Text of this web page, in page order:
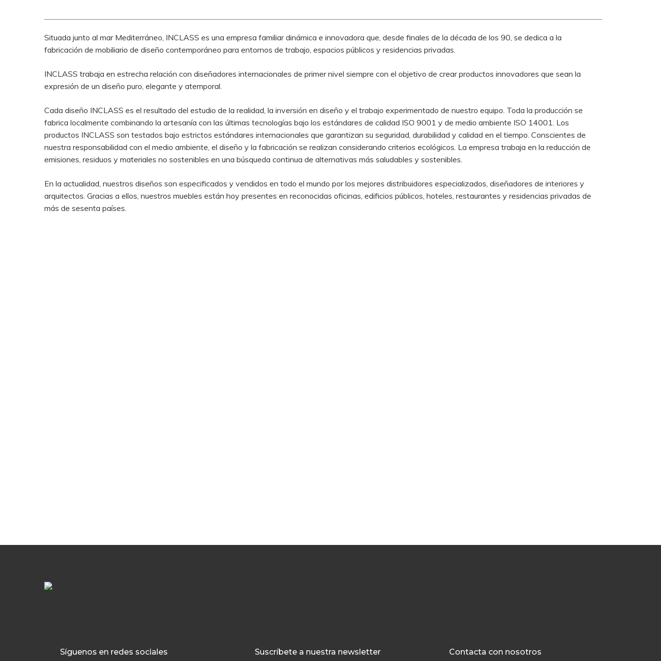
Situada junto al mar Mediterráneo, INCLASS es una empresa familiar dinámica e innovadora que, desde finales de la década de los 90, se dedica a la
fabricación de mobiliario de diseño contemporáneo para entornos de trabajo, espacios públicos y residencias privadas.
INCLASS trabaja en estrecha relación con diseñadores internacionales de primer nivel siempre con el objetivo de crear productos innovadores que sean la
expresión de un diseño puro, elegante y atemporal.
Cada diseño INCLASS es el resultado del estudio de la realidad, la inversión en diseño y el trabajo experimentado de nuestro equipo. Toda la producción se
fabrica localmente combinando la artesanía con las últimas tecnologías bajo los estándares de calidad ISO 9001 y de medio ambiente ISO 14001. Los
productos INCLASS son testados bajo estrictos estándares internacionales que garantizan su seguridad, durabilidad y calidad en el tiempo. Conscientes de
nuestra responsabilidad con el medio ambiente, el diseño y la fabricación se realizan considerando criterios ecológicos. La empresa trabaja en la reducción de
emisiones, residuos y materiales no sostenibles en una búsqueda continua de alternativas más saludables y sostenibles.
En la actualidad, nuestros diseños son especificados y vendidos en todo el mundo por los mejores distribuidores especializados, diseñadores de interiores y
arquitectos. Gracias a ellos, nuestros muebles están hoy presentes en reconocidas oficinas, edificios públicos, hoteles, restaurantes y residencias privadas de
más de sesenta países.
Síguenos en redes sociales Suscríbete a nuestra newsletter Contacta con nosotros